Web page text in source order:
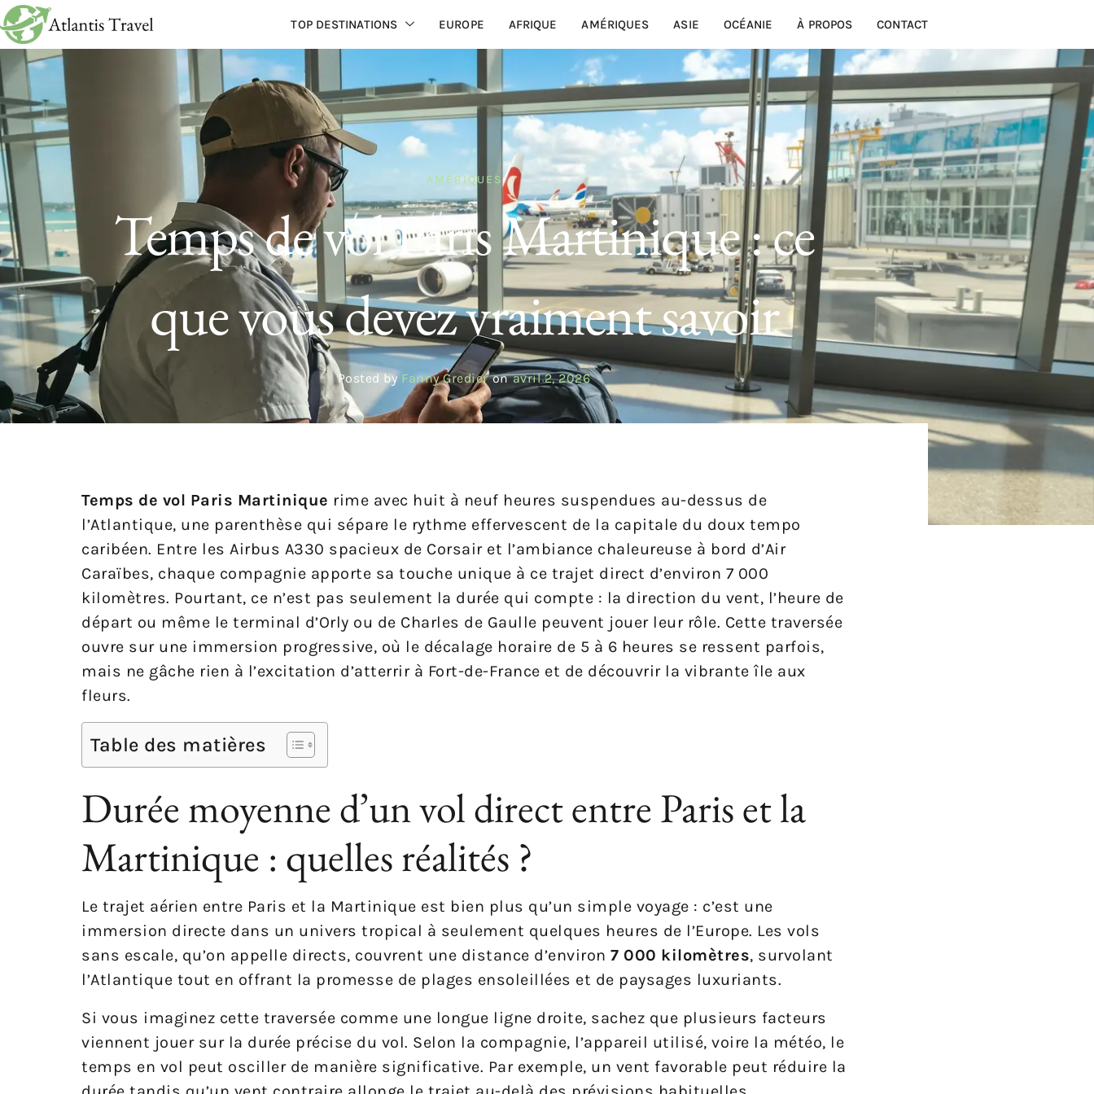
TOP DESTINATIONS EUROPE AFRIQUE AMÉRIQUES ASIE OCÉANIE À PROPOS CONTACT
AMÉRIQUES
Temps de vol Paris Martinique : ce
que vous devez vraiment savoir
Posted by Fanny Gredier on avril 2, 2026
Temps de vol Paris Martinique rime avec huit à neuf heures suspendues au-dessus de
l’Atlantique, une parenthèse qui sépare le rythme effervescent de la capitale du doux tempo
caribéen. Entre les Airbus A330 spacieux de Corsair et l’ambiance chaleureuse à bord d’Air
Caraïbes, chaque compagnie apporte sa touche unique à ce trajet direct d’environ 7 000
kilomètres. Pourtant, ce n’est pas seulement la durée qui compte : la direction du vent, l’heure de
départ ou même le terminal d’Orly ou de Charles de Gaulle peuvent jouer leur rôle. Cette traversée
ouvre sur une immersion progressive, où le décalage horaire de 5 à 6 heures se ressent parfois,
mais ne gâche rien à l’excitation d’atterrir à Fort-de-France et de découvrir la vibrante île aux
fleurs.
Table des matières
Durée moyenne d’un vol direct entre Paris et la
Martinique : quelles réalités ?
Le trajet aérien entre Paris et la Martinique est bien plus qu’un simple voyage : c’est une
immersion directe dans un univers tropical à seulement quelques heures de l’Europe. Les vols
sans escale, qu’on appelle directs, couvrent une distance d’environ 7 000 kilomètres, survolant
l’Atlantique tout en offrant la promesse de plages ensoleillées et de paysages luxuriants.
Si vous imaginez cette traversée comme une longue ligne droite, sachez que plusieurs facteurs
viennent jouer sur la durée précise du vol. Selon la compagnie, l’appareil utilisé, voire la météo, le
temps en vol peut osciller de manière significative. Par exemple, un vent favorable peut réduire la